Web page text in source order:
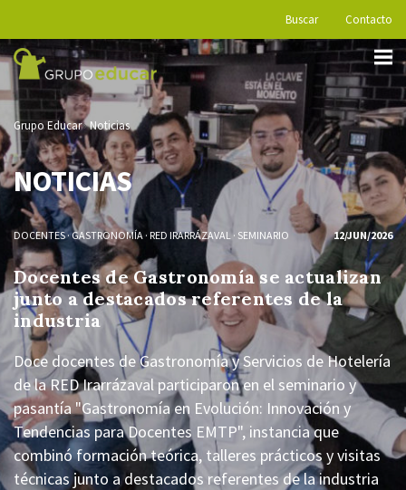
Buscar Contacto
Grupo Educar Noticias
NOTICIAS
DOCENTES·GASTRONOMÍA · RED IRARRÁZAVAL· SEMINARIO 12/JUN/2026
Docentes de Gastronomía se actualizan
junto a destacados referentes de la
industria
Doce docentes de Gastronomía y Servicios de Hotelería
de la RED Irarrázaval participaron en el seminario y
pasantía "Gastronomía en Evolución: Innovación y
Tendencias para Docentes EMTP", instancia que
combinó formación teórica, talleres prácticos y visitas
técnicas junto a destacados referentes de la industria